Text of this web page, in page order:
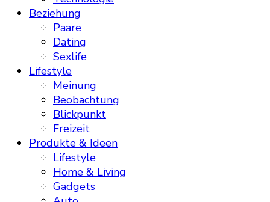
Beziehung
Paare
Dating
Sexlife
Lifestyle
Meinung
Beobachtung
Blickpunkt
Freizeit
Produkte & Ideen
Lifestyle
Home & Living
Gadgets